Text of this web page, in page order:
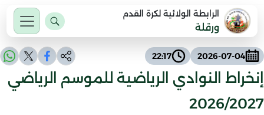
الرابطة الولائية لكرة القدم
ورقلة
2026-07-04
22:17
إنخراط النوادي الرياضية للموسم الرياضي
2026/2027